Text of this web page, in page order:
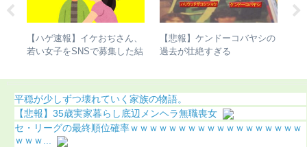
【ハゲ速報】イケおぢさん、
若い女子をSNSで募集した結
【悲報】ケンドーコバヤシの
過去が壮絶すぎる
平穏が少しずつ壊れていく家族の物語。
【悲報】35歳実家暮らし底辺メンヘラ無職喪女
セ・リーグの最終順位確率ｗｗｗｗｗｗｗｗｗｗｗｗｗｗｗｗｗｗ
ｗｗｗ...